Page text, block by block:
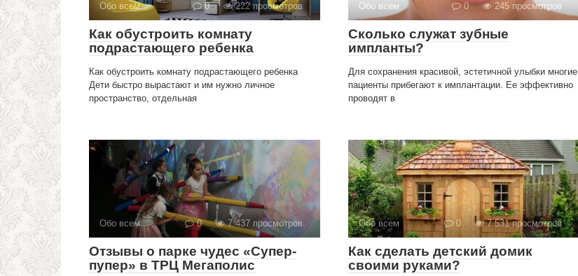
Обо всем 0 222 просмотров
Как обустроить комнату
подрастающего ребенка
Как обустроить комнату подрастающего ребенка
Дети быстро вырастают и им нужно личное
пространство, отдельная
Обо всем 0 245 просмотров
Сколько служат зубные
импланты?
Для сохранения красивой, эстетичной улыбки многие
пациенты прибегают к имплантации. Ее эффективно
проводят в
Обо всем 0 7 437 просмотров
Отзывы о парке чудес «Супер-
пупер» в ТРЦ Мегаполис
Обо всем 0 7 531 просмотров
Как сделать детский домик
своими руками?